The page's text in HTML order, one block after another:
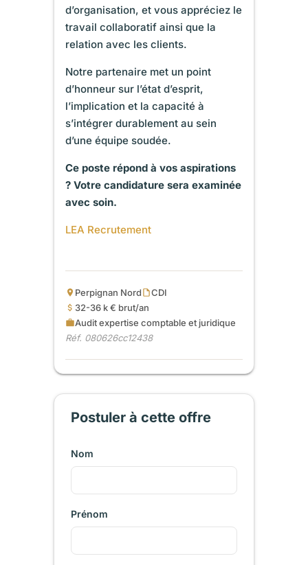
d’organisation, et vous appréciez le
travail collaboratif ainsi que la
relation avec les clients.
Notre partenaire met un point
d’honneur sur l’état d’esprit,
l’implication et la capacité à
s’intégrer durablement au sein
d’une équipe soudée.
Ce poste répond à vos aspirations
? Votre candidature sera examinée
avec soin.
LEA Recrutement
Perpignan Nord
CDI
32-36 k € brut/an
Audit expertise comptable et juridique
Réf. 080626cc12438
Postuler à cette offre
Nom
Prénom